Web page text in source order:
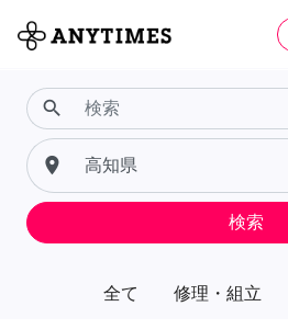
全て 修理・組立
search
place
検索